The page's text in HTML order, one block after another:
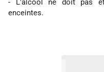
- L'alcool ne doit pas
enceintes.